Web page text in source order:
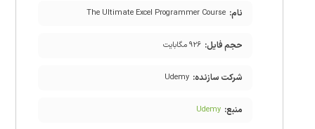
نام: The Ultimate Excel Programmer Course
حجم فایل: ۹۲۶ مگابایت
شرکت سازنده: Udemy
منبع: Udemy